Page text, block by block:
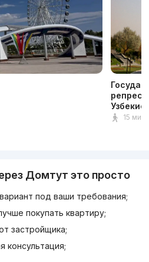
15 мин
Домтут это просто
под ваши требования;
покупать квартиру;
застройщика;
консультация;